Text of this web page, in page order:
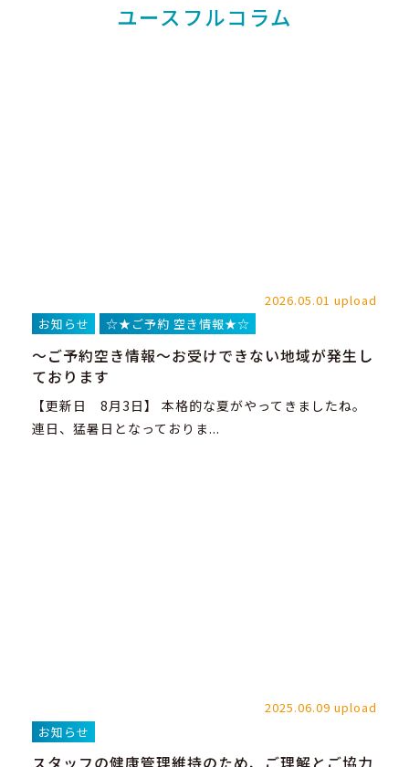
ユースフルコラム
2026.05.01 upload
お知らせ
☆★ご予約 空き情報★☆
～ご予約空き情報～お受けできない地域が発生し
ております
【更新日 8月3日】 本格的な夏がやってきましたね。
連日、猛暑日となっておりま...
2025.06.09 upload
お知らせ